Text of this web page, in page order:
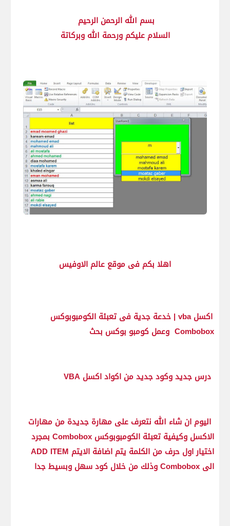
بسم الله الرحمن الرحيم
السلام عليكم ورحمة الله وبركاتة
اهلا بكم فى موقع عالم الاوفيس
اكسل vba | خدعة جدية فى تعبئة الكومبوبوكس
Combobox وعمل كومبو بوكس بحث
درس جديد وكود جديد من اكواد اكسل VBA
اليوم ان شاء الله نتعرف على مهارة جديدة من مهارات
الاكسل وكيفية تعبئة الكومبوبوكس Combobox بمجرد
اختيار اول حرف من الكلمة يتم اضافة الايتم ADD ITEM
الى Combobox وذلك من خلال كود سهل وبسيط جدا